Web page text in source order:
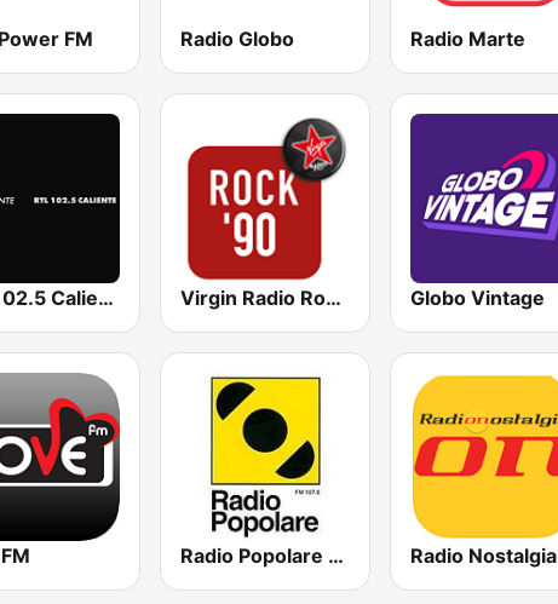
FM Radio Globo Radio Marte
RTL 102.5 Caliente Virgin Radio Rock 90 Globo Vintage
Radio Popolare Milano Radio Nostalgia